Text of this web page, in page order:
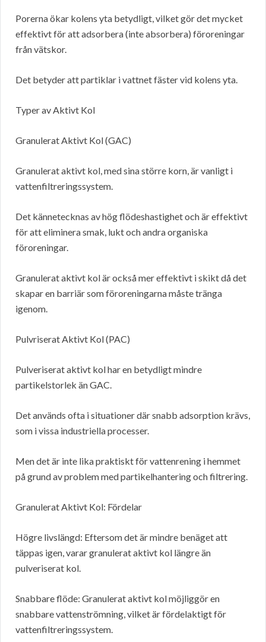
Porerna ökar kolens yta betydligt, vilket gör det mycket
effektivt för att adsorbera (inte absorbera) föroreningar
från vätskor.
Det betyder att partiklar i vattnet fäster vid kolens yta.
Typer av Aktivt Kol
Granulerat Aktivt Kol (GAC)
Granulerat aktivt kol, med sina större korn, är vanligt i
vattenfiltreringssystem.
Det kännetecknas av hög flödeshastighet och är effektivt
för att eliminera smak, lukt och andra organiska
föroreningar.
Granulerat aktivt kol är också mer effektivt i skikt då det
skapar en barriär som föroreningarna måste tränga
igenom.
Pulvriserat Aktivt Kol (PAC)
Pulveriserat aktivt kol har en betydligt mindre
partikelstorlek än GAC.
Det används ofta i situationer där snabb adsorption krävs,
som i vissa industriella processer.
Men det är inte lika praktiskt för vattenrening i hemmet
på grund av problem med partikelhantering och filtrering.
Granulerat Aktivt Kol: Fördelar
Högre livslängd: Eftersom det är mindre benäget att
täppas igen, varar granulerat aktivt kol längre än
pulveriserat kol.
Snabbare flöde: Granulerat aktivt kol möjliggör en
snabbare vattenströmning, vilket är fördelaktigt för
vattenfiltreringssystem.